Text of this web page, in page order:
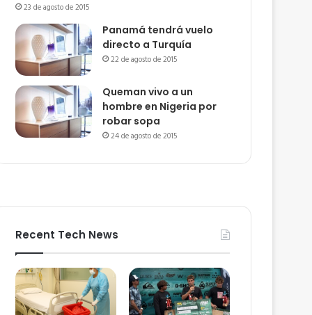
23 de agosto de 2015
Panamá tendrá vuelo
directo a Turquía
22 de agosto de 2015
Queman vivo a un
hombre en Nigeria por
robar sopa
24 de agosto de 2015
Recent Tech News